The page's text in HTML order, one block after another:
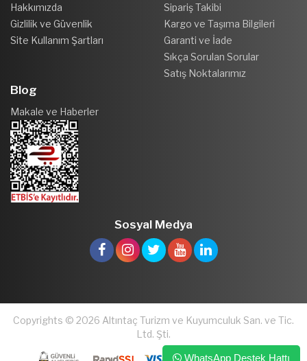
Hakkımızda
Gizlilik ve Güvenlik
Site Kullanım Şartları
Sipariş Takibi
Kargo ve Taşıma Bilgileri
Garanti ve İade
Sıkça Sorulan Sorular
Satış Noktalarımız
Blog
Makale ve Haberler
Sosyal Medya
Copyrights © 2026 Altıntaç Turizm ve Kuyumculuk San. ve Tic.
Ltd. Şti.
WhatsApp Destek Hattı